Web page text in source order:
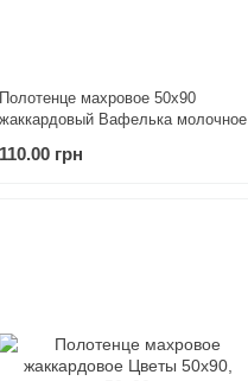
Полотенце махровое 50х90
жаккардовый Вафелька молочное
110.00 грн